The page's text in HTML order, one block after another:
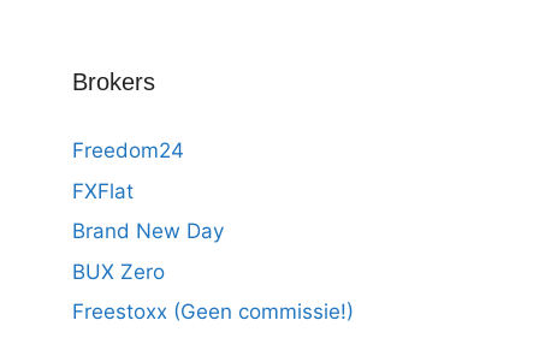
Brokers
Freedom24
FXFlat
Brand New Day
BUX Zero
Freestoxx (Geen commissie!)